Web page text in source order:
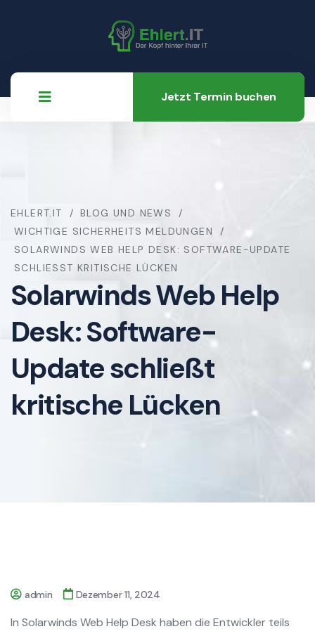
Jetzt Termin buchen
EHLERT.IT
BLOG UND NEWS
WICHTIGE SICHERHEITS MELDUNGEN
SOLARWINDS WEB HELP DESK: SOFTWARE-UPDATE
SCHLIESST KRITISCHE LÜCKEN
Solarwinds Web Help
Desk: Software-
Update schließt
kritische Lücken
admin Dezember 11, 2024
In Solarwinds Web Help Desk haben die Entwickler teils